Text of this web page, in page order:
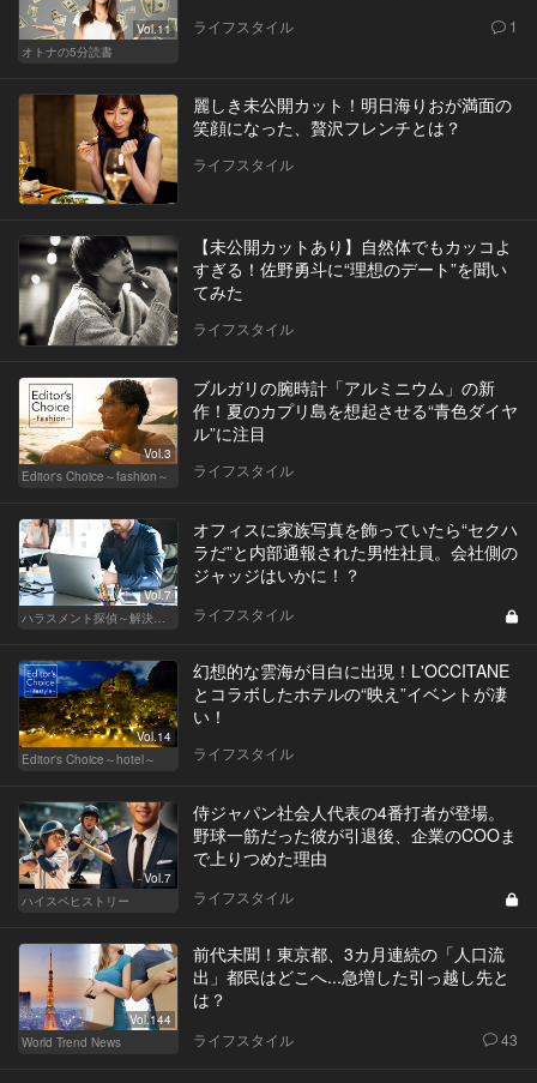
Vol.11
オトナの5分読書
ライフスタイル 1
麗しき未公開カット！明日海りおが満面の
笑顔になった、贅沢フレンチとは？
ライフスタイル
【未公開カットあり】自然体でもカッコよ
すぎる！佐野勇斗に“理想のデート”を聞い
てみた
ライフスタイル
Vol.3
Editor's Choice～fashion～
ブルガリの腕時計「アルミニウム」の新
作！夏のカプリ島を想起させる“青色ダイヤ
ル”に注目
ライフスタイル
Vol.7
ハラスメント探偵～解決編～
オフィスに家族写真を飾っていたら“セクハ
ラだ”と内部通報された男性社員。会社側の
ジャッジはいかに！？
ライフスタイル
Vol.14
Editor's Choice～hotel～
幻想的な雲海が目白に出現！L'OCCITANE
とコラボしたホテルの“映え”イベントが凄
い！
ライフスタイル
Vol.7
ハイスペヒストリー
侍ジャパン社会人代表の4番打者が登場。
野球一筋だった彼が引退後、企業のCOOま
で上りつめた理由
ライフスタイル
Vol.144
World Trend News
前代未聞！東京都、3カ月連続の「人口流
出」都民はどこへ...急増した引っ越し先と
は？
ライフスタイル 43